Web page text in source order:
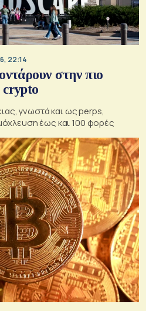
22:14
στην πιο
crypto
γνωστά και ως perps,
έως και 100 φορές